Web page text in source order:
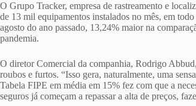
O Grupo Tracker, empresa de rastreamento e
de 13 mil equipamentos instalados no mês, em
agosto do ano passado, 13,24% maior na
pandemia.
O diretor Comercial da companhia, Rodrigo
roubos e furtos. “Isso gera, naturalmente, uma
Tabela FIPE em média em 15% fez com que a
seguros já começam a repassar a alta de preços,